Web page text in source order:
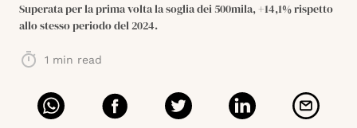
Superata per la prima volta la soglia dei 500mila, +14,1% rispetto
allo stesso periodo del 2024.
1 min read